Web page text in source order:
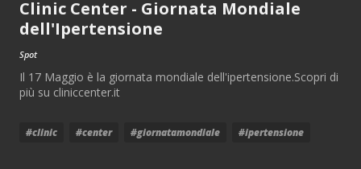
Clinic Center - Giornata Mondiale
dell'Ipertensione
Spot
Il 17 Maggio è la giornata mondiale dell'ipertensione.Scopri di
più su cliniccenter.it
#clinic #center #giornatamondiale #ipertensione